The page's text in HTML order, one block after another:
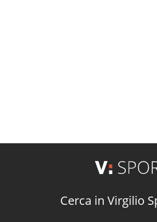
Cerca in Virgilio